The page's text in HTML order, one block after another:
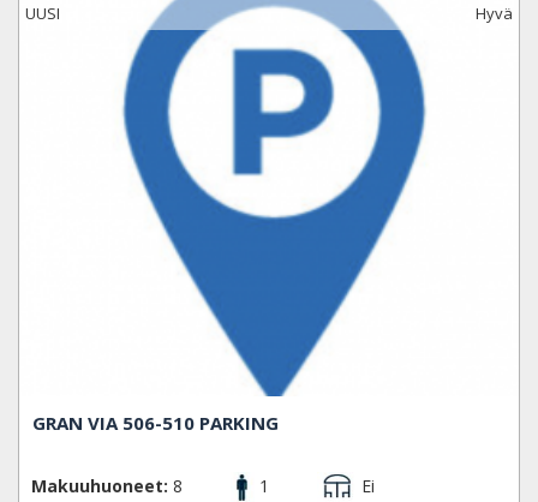
UUSI Hyvä
GRAN VIA 506-510 PARKING
Makuuhuoneet: 8 1
Ei